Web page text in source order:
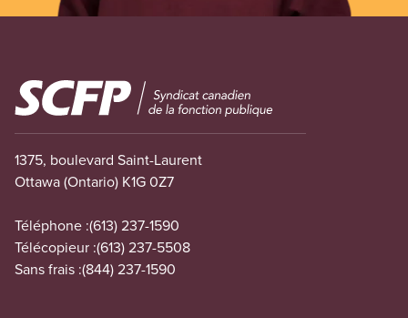
Image
1375, boulevard Saint-Laurent
Ottawa (Ontario) K1G 0Z7
Téléphone :(613) 237-1590
Télécopieur :(613) 237-5508
Sans frais :(844) 237-1590